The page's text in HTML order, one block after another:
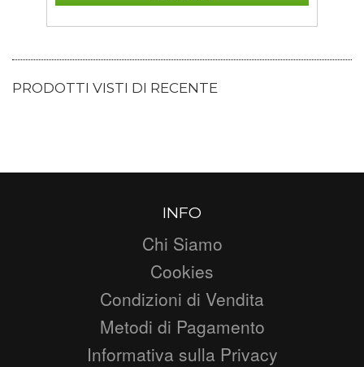
PRODOTTI VISTI DI RECENTE
INFO
Chi Siamo
Cookies
Condizioni di Vendita
Metodi di Pagamento
Informativa sulla Privacy